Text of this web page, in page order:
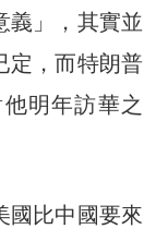
義」，其實並
定，而特朗普
明年訪華之
國比中國要來